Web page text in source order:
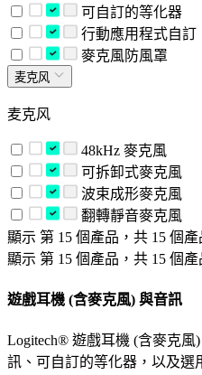
可自訂的等化器
行動應用程式自訂
麥克風防風罩
麦克风
麦克风
48kHz 麥克風
可拆卸式麥克風
波束成形麥克風
翻轉靜音麥克風
顯示 第 15 個產品，共 15 個產
顯示 第 15 個產品，共 15 個產
遊戲耳機 (含麥克風) 與音訊
Logitech® 遊戲耳機 (含麥克
訊、可自訂的等化器，以及選